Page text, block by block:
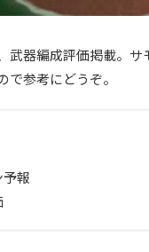
武器編成評価掲載。
で参考にどうぞ。
報